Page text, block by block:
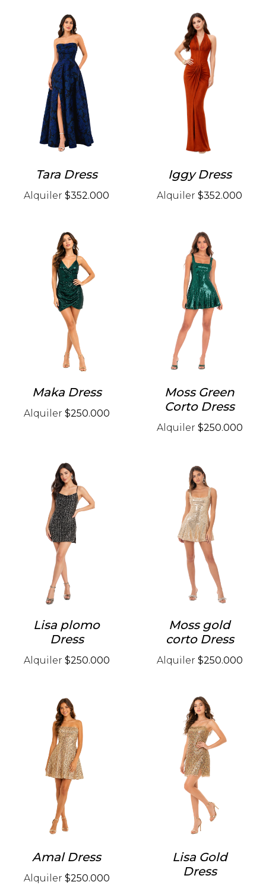
Tara Dress
Alquiler $352.000
Iggy Dress
Alquiler $352.000
Maka Dress
Alquiler $250.000
Moss Green
Corto Dress
Alquiler $250.000
Lisa plomo
Dress
Alquiler $250.000
Moss gold
corto Dress
Alquiler $250.000
Amal Dress
Alquiler $250.000
Lisa Gold
Dress